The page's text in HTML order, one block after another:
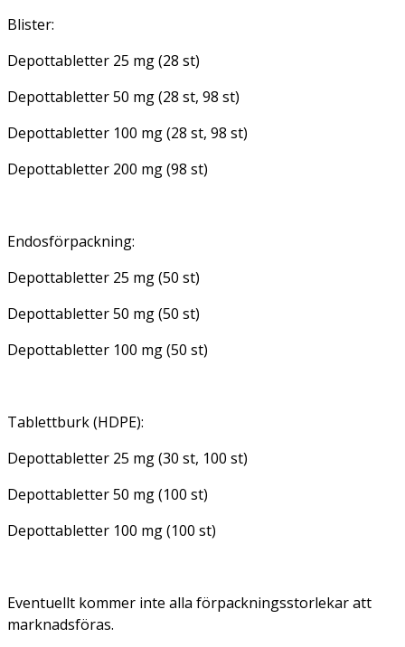
Blister:
Depottabletter 25 mg (28 st)
Depottabletter 50 mg (28 st, 98 st)
Depottabletter 100 mg (28 st, 98 st)
Depottabletter 200 mg (98 st)
Endosförpackning:
Depottabletter 25 mg (50 st)
Depottabletter 50 mg (50 st)
Depottabletter 100 mg (50 st)
Tablettburk (HDPE):
Depottabletter 25 mg (30 st, 100 st)
Depottabletter 50 mg (100 st)
Depottabletter 100 mg (100 st)
Eventuellt kommer inte alla förpackningsstorlekar att
marknadsföras.